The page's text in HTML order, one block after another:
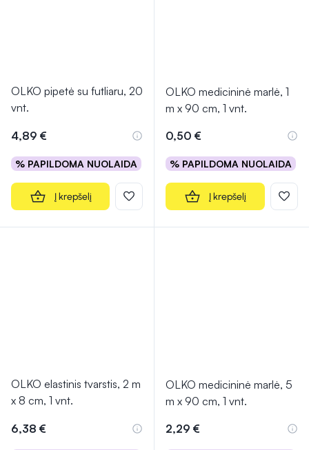
OLKO pipetė su futliaru, 20
vnt.
4,89 €
% PAPILDOMA NUOLAIDA
Į krepšelį
OLKO medicininė marlė, 1
m x 90 cm, 1 vnt.
0,50 €
% PAPILDOMA NUOLAIDA
Į krepšelį
OLKO elastinis tvarstis, 2 m
x 8 cm, 1 vnt.
6,38 €
OLKO medicininė marlė, 5
m x 90 cm, 1 vnt.
2,29 €